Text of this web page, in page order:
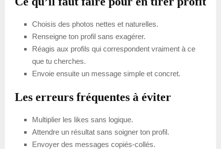
Choisis des photos nettes et naturelles.
Renseigne ton profil sans exagérer.
Réagis aux profils qui correspondent vraiment à ce
que tu cherches.
Envoie ensuite un message simple et concret.
Les erreurs fréquentes à éviter
Multiplier les likes sans logique.
Attendre un résultat sans soigner ton profil.
Envoyer des messages copiés-collés.